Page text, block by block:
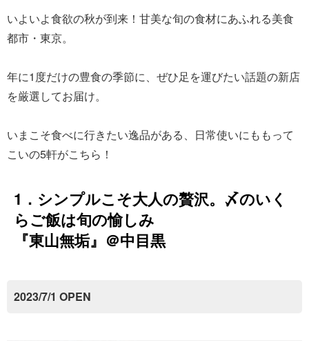
いよいよ食欲の秋が到来！甘美な旬の食材にあふれる美食
都市・東京。
年に1度だけの豊食の季節に、ぜひ足を運びたい話題の新店
を厳選してお届け。
いまこそ食べに行きたい逸品がある、日常使いにももって
こいの5軒がこちら！
1．シンプルこそ大人の贅沢。〆のいく
らご飯は旬の愉しみ
『東山無垢』＠中目黒
2023/7/1 OPEN